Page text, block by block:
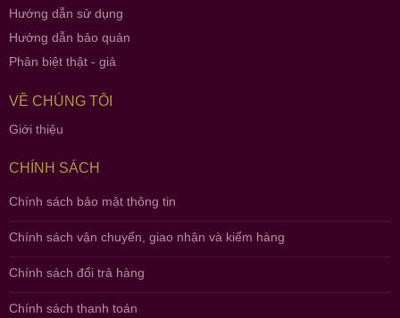
Hướng dẫn sử dụng
Hướng dẫn bảo quản
Phân biệt thật - giả
VỀ CHÚNG TÔI
Giới thiệu
CHÍNH SÁCH
Chính sách bảo mật thông tin
Chính sách vận chuyển, giao nhận và kiểm hàng
Chính sách đổi trả hàng
Chính sách thanh toán